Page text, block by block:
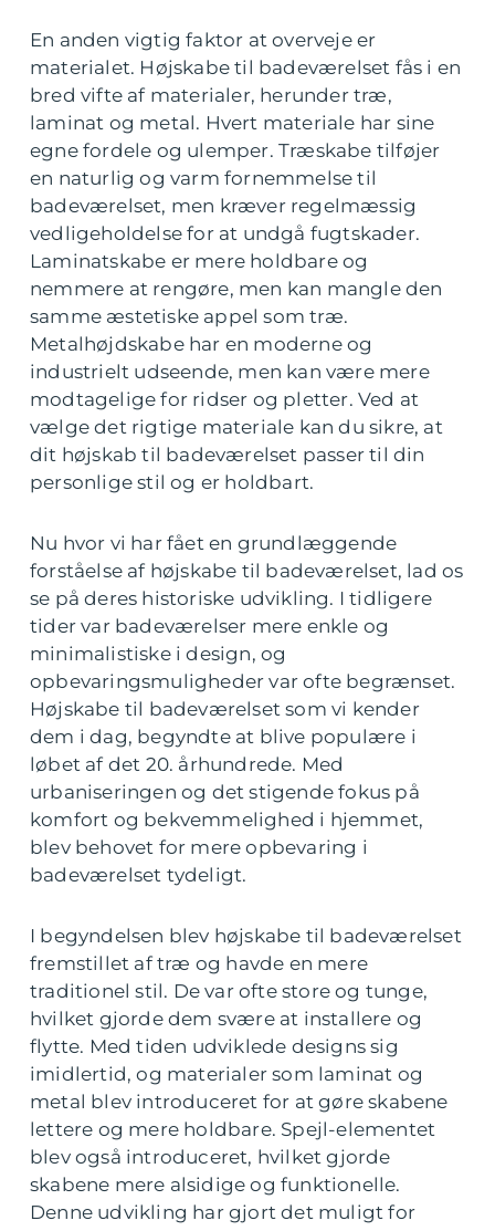
En anden vigtig faktor at overveje er
materialet. Højskabe til badeværelset fås i en
bred vifte af materialer, herunder træ,
laminat og metal. Hvert materiale har sine
egne fordele og ulemper. Træskabe tilføjer
en naturlig og varm fornemmelse til
badeværelset, men kræver regelmæssig
vedligeholdelse for at undgå fugtskader.
Laminatskabe er mere holdbare og
nemmere at rengøre, men kan mangle den
samme æstetiske appel som træ.
Metalhøjdskabe har en moderne og
industrielt udseende, men kan være mere
modtagelige for ridser og pletter. Ved at
vælge det rigtige materiale kan du sikre, at
dit højskab til badeværelset passer til din
personlige stil og er holdbart.
Nu hvor vi har fået en grundlæggende
forståelse af højskabe til badeværelset, lad os
se på deres historiske udvikling. I tidligere
tider var badeværelser mere enkle og
minimalistiske i design, og
opbevaringsmuligheder var ofte begrænset.
Højskabe til badeværelset som vi kender
dem i dag, begyndte at blive populære i
løbet af det 20. århundrede. Med
urbaniseringen og det stigende fokus på
komfort og bekvemmelighed i hjemmet,
blev behovet for mere opbevaring i
badeværelset tydeligt.
I begyndelsen blev højskabe til badeværelset
fremstillet af træ og havde en mere
traditionel stil. De var ofte store og tunge,
hvilket gjorde dem svære at installere og
flytte. Med tiden udviklede designs sig
imidlertid, og materialer som laminat og
metal blev introduceret for at gøre skabene
lettere og mere holdbare. Spejl-elementet
blev også introduceret, hvilket gjorde
skabene mere alsidige og funktionelle.
Denne udvikling har gjort det muligt for